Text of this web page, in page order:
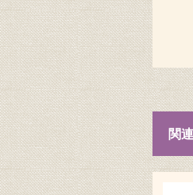
関